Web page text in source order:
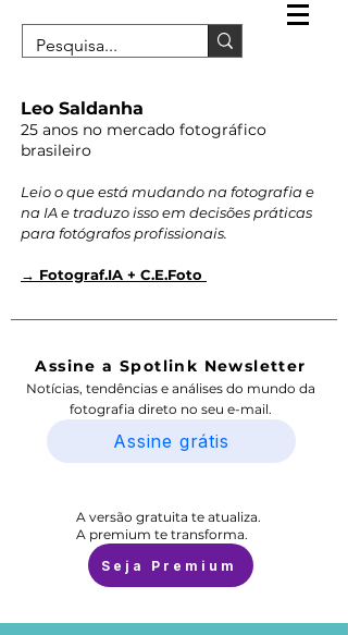
Leo Saldanha
25 anos no mercado fotográfico
brasileiro
Leio o que está mudando na fotografia e
na IA e traduzo isso em decisões práticas
para fotógrafos profissionais.
→ Fotograf.IA + C.E.Foto
Assine a Spotlink Newsletter
Notícias, tendências e análises do mundo da
fotografia direto no seu e-mail.
Assine grátis
A versão gratuita te atualiza.
A premium te transforma.
Seja Premium